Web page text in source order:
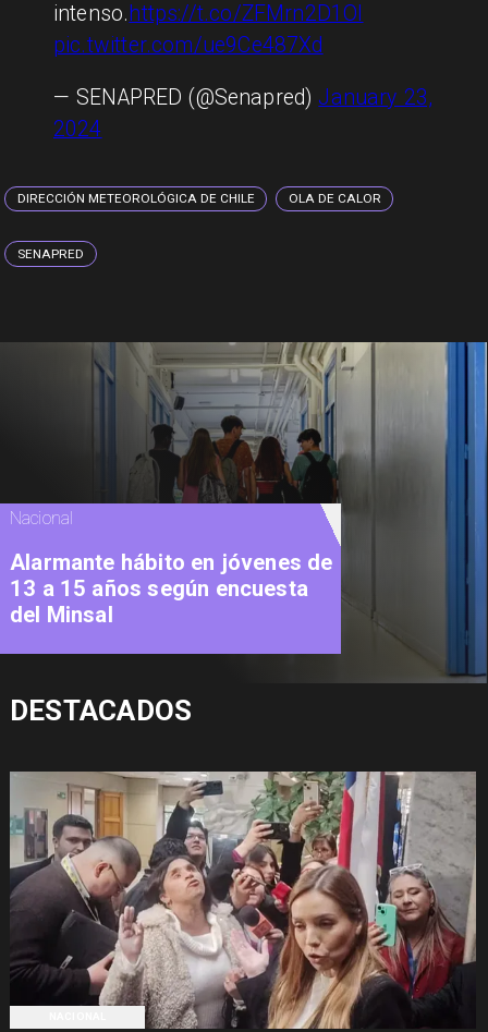
intenso. https://t.co/ZFMrn2D1Ol
pic.twitter.com/ue9Ce487Xd
— SENAPRED (@Senapred) January 23,
2024
DIRECCIÓN METEOROLÓGICA DE CHILE OLA DE CALOR
SENAPRED
Nacional
Alarmante hábito en jóvenes de
13 a 15 años según encuesta
del Minsal
DESTACADOS